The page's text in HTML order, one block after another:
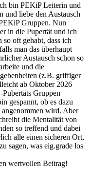
bin PEKiP Leiterin und
und liebe den Austausch
Gruppen. Nun
in die Pupertät und ich
so oft gehabt, dass ich
man das überhaupt
Austausch schon so
und die
(z.B. griffiger
ab Oktober 2026
Gruppen
gespannt, ob es dazu
wird. Aber
die Mentalität von
so treffend und dabei
alle einen sicheren Ort,
sagen, was eig.grade los
wertvollen Beitrag!